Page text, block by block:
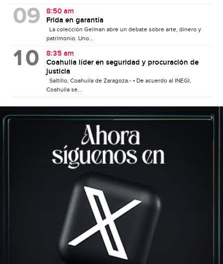
8:50 am
Frida en garantía
La colección Gelman abre un debate sobre arte, dinero y
patrimonio. Uno...
8:35 am
Coahuila líder en seguridad y procuración de
justicia
Saltillo, Coahuila de Zaragoza.- • De acuerdo al INEGI,
Coahuila se...